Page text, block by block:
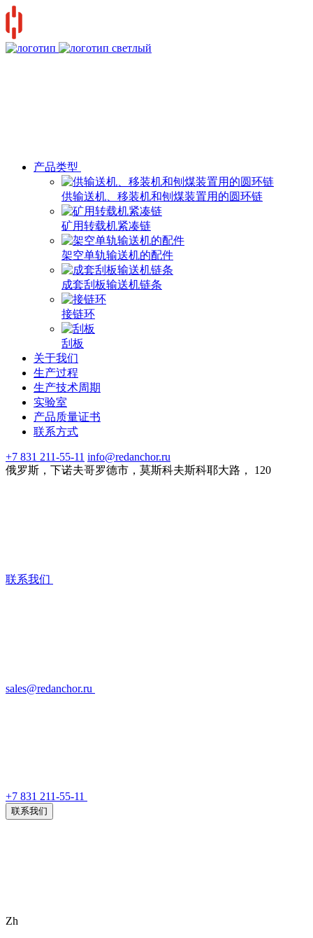
产品类型
供输送机、移装机和刨煤装置用的圆环链
矿用转载机紧凑链
架空单轨输送机的配件
成套刮板输送机链条
接链环
刮板
关于我们
生产过程
生产技术周期
实验室
产品质量证书
联系方式
+7 831 211-55-11 info@redanchor.ru
俄罗斯，下诺夫哥罗德市，莫斯科夫斯科耶大路， 120
联系我们
sales@redanchor.ru
+7 831 211-55-11
联系我们
Zh